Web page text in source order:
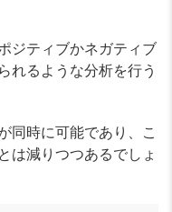
ジティブかネガティブ
れるような分析を行う
同時に可能であり、こ
は減りつつあるでしょ